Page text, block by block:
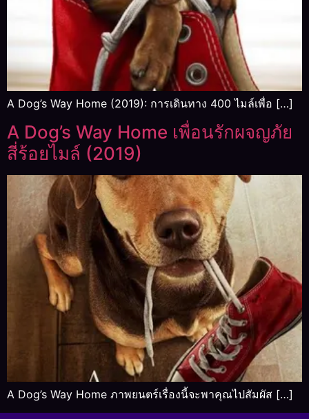
A Dog’s Way Home (2019): การเดินทาง 400 ไมล์เพื่อ […]
A Dog’s Way Home เพื่อนรักผจญภัย
สี่ร้อยไมล์ (2019)
A Dog’s Way Home ภาพยนตร์เรื่องนี้จะพาคุณไปสัมผัส […]